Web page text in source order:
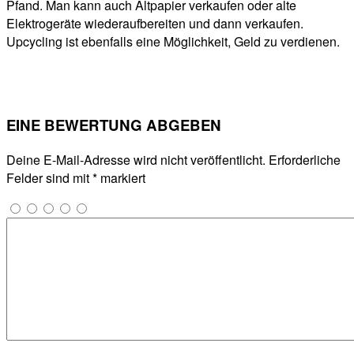
Pfand. Man kann auch Altpapier verkaufen oder alte
Elektrogeräte wiederaufbereiten und dann verkaufen.
Upcycling ist ebenfalls eine Möglichkeit, Geld zu verdienen.
EINE BEWERTUNG ABGEBEN
Deine E-Mail-Adresse wird nicht veröffentlicht. Erforderliche
Felder sind mit* markiert